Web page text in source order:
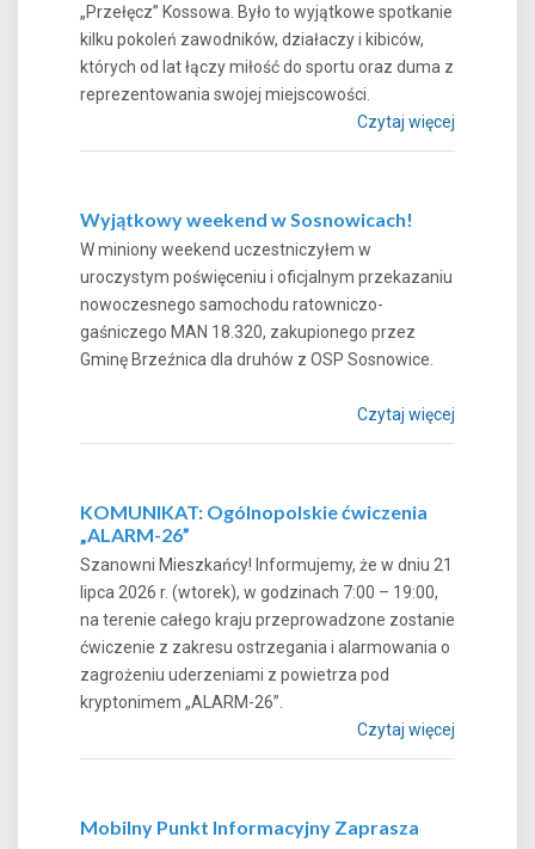
„Przełęcz” Kossowa. Było to wyjątkowe spotkanie
kilku pokoleń zawodników, działaczy i kibiców,
których od lat łączy miłość do sportu oraz duma z
reprezentowania swojej miejscowości.
Czytaj więcej
Wyjątkowy weekend w Sosnowicach!
W miniony weekend uczestniczyłem w
uroczystym poświęceniu i oficjalnym przekazaniu
nowoczesnego samochodu ratowniczo-
gaśniczego MAN 18.320, zakupionego przez
Gminę Brzeźnica dla druhów z OSP Sosnowice.
Czytaj więcej
KOMUNIKAT: Ogólnopolskie ćwiczenia
„ALARM-26”
Szanowni Mieszkańcy! Informujemy, że w dniu 21
lipca 2026 r. (wtorek), w godzinach 7:00 – 19:00,
na terenie całego kraju przeprowadzone zostanie
ćwiczenie z zakresu ostrzegania i alarmowania o
zagrożeniu uderzeniami z powietrza pod
kryptonimem „ALARM-26”.
Czytaj więcej
Mobilny Punkt Informacyjny Zaprasza